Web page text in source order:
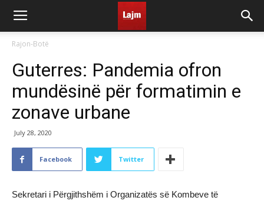
Rajon-Botë
Guterres: Pandemia ofron
mundësinë për formatimin e
zonave urbane
July 28, 2020
Facebook Twitter
Sekretari i Përgjithshëm i Organizatës së Kombeve të